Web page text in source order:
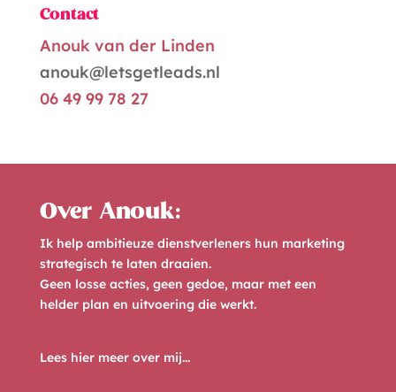
Contact
Anouk van der Linden
anouk@letsgetleads.nl
06 49 99 78 27
Over Anouk:
Ik help ambitieuze dienstverleners hun marketing
strategisch te laten draaien.
Geen losse acties, geen gedoe, maar met een
helder plan en uitvoering die werkt.
Lees hier meer over mij...